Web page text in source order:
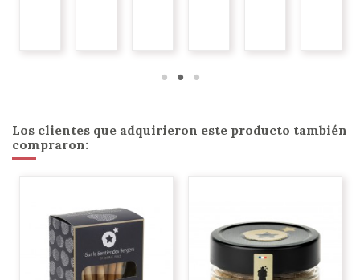
Los clientes que adquirieron este producto también
compraron: